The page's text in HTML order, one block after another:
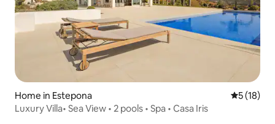
Home in Estepona 5 out of 5
5 (18)
Luxury Villa• Sea View • 2 pools • Spa • Casa Iris